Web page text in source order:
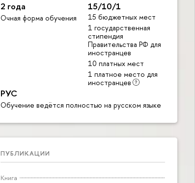
2 года
Очная форма обучения
15/10/1
15 бюджетных мест
1 государственная
стипендия
Правительства РФ для
иностранцев
10 платных мест
1 платное место для
иностранцев
РУС
Обучение ведётся полностью на русском языке
ПУБЛИКАЦИИ
Книга